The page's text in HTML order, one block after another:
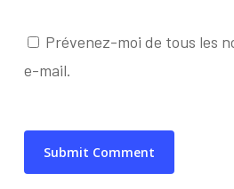
Prévenez-moi de tous les
e-mail.